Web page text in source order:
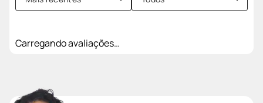
Carregando avaliações…